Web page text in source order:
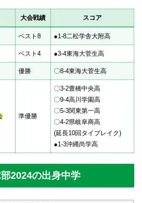
大会戦績 スコア
ベスト8 ●1-8二松学舎大附高
ベスト4 ●3-4東海大菅生高
優勝 〇8-4東海大菅生高
準優勝
〇3-2豊橋中央高
〇9-4高川学園高
〇5-3関東第一高
〇4-2県岐阜商高
(延長10回タイブレイク)
●1-3沖縄尚学高
2024の出身中学